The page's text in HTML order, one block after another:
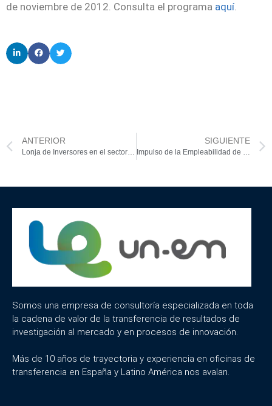
de noviembre de 2012. Consulta el programa aquí.
ANTERIOR
Lonja de Inversores en el sector biotecnológico
SIGUIENTE
Impulso de la Empleabilidad de los Jóvenes Universitarios
Somos una empresa de consultoría especializada en toda
la cadena de valor de la transferencia de resultados de
investigación al mercado y en procesos de innovación.
Más de 10 años de trayectoria y experiencia en oficinas de
transferencia en España y Latino América nos avalan.